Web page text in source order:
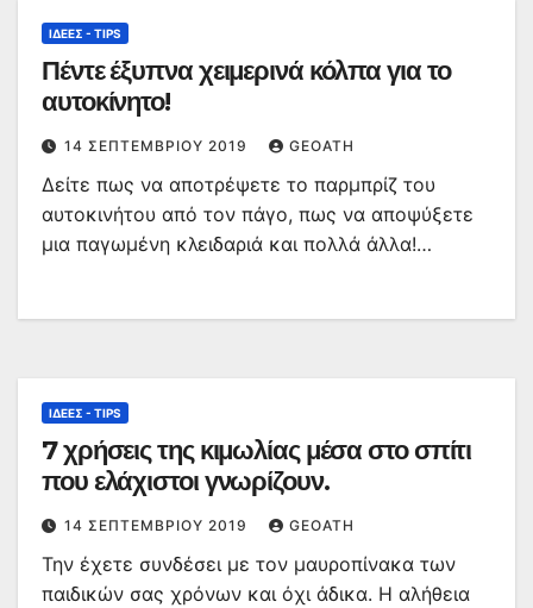
ΙΔΈΕΣ - TIPS
Πέντε έξυπνα χειμερινά κόλπα για το
αυτοκίνητο!
14 ΣΕΠΤΕΜΒΡΊΟΥ 2019 GEOATH
Δείτε πως να αποτρέψετε το παρμπρίζ του
αυτοκινήτου από τον πάγο, πως να αποψύξετε
μια παγωμένη κλειδαριά και πολλά άλλα!…
ΙΔΈΕΣ - TIPS
7 χρήσεις της κιμωλίας μέσα στο σπίτι
που ελάχιστοι γνωρίζουν.
14 ΣΕΠΤΕΜΒΡΊΟΥ 2019 GEOATH
Την έχετε συνδέσει με τον μαυροπίνακα των
παιδικών σας χρόνων και όχι άδικα. Η αλήθεια